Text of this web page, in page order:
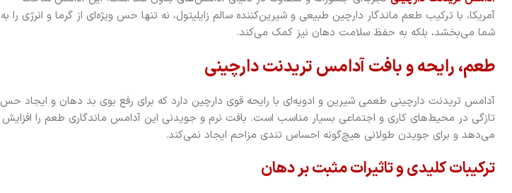
آمریکا، با ترکیب طعم ماندگار دارچین طبیعی و شیرین‌کننده سالم زایلیتول، نه تنها حس ویژه‌ای از گرما و انرژی را به
شما می‌بخشد، بلکه به حفظ سلامت دهان نیز کمک می‌کند.
طعم، رایحه و بافت آدامس تریدنت دارچینی
آدامس تریدنت دارچینی طعمی شیرین و ادویه‌ای با رایحه قوی دارچین دارد که برای رفع بوی بد دهان و ایجاد حس
تازگی در محیط‌های کاری و اجتماعی بسیار مناسب است. بافت نرم و جویدنی این آدامس ماندگاری طعم را افزایش
می‌دهد و برای جویدن طولانی هیچ‌گونه احساس تندی مزاحم ایجاد نمی‌کند.
ترکیبات کلیدی و تاثیرات مثبت بر دهان